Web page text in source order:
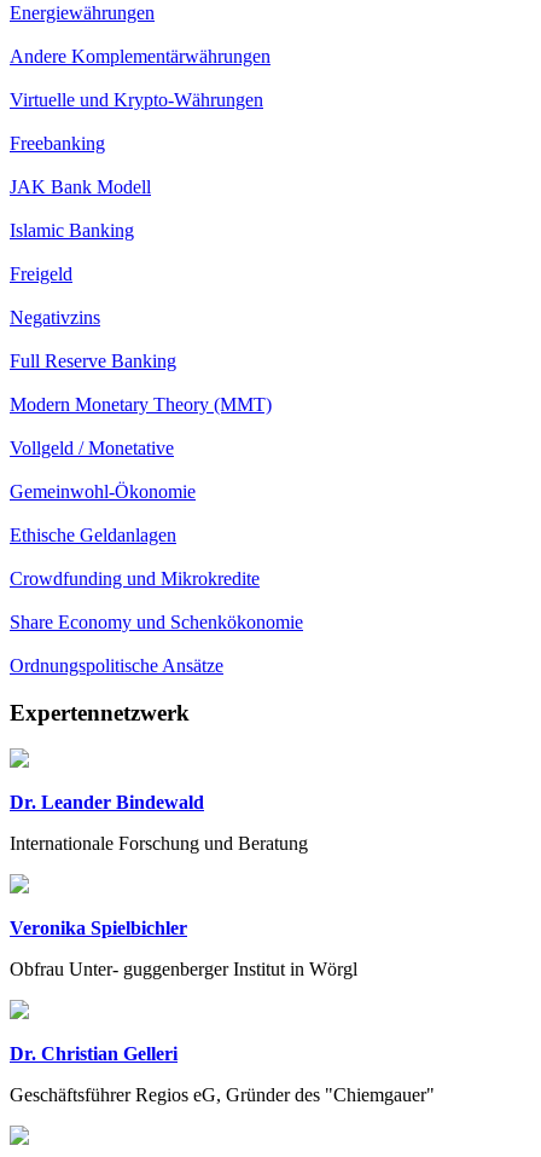
Energiewährungen
Andere Komplementärwährungen
Virtuelle und Krypto-Währungen
Freebanking
JAK Bank Modell
Islamic Banking
Freigeld
Negativzins
Full Reserve Banking
Modern Monetary Theory (MMT)
Vollgeld / Monetative
Gemeinwohl-Ökonomie
Ethische Geldanlagen
Crowdfunding und Mikrokredite
Share Economy und Schenkökonomie
Ordnungspolitische Ansätze
Expertennetzwerk
Dr. Leander Bindewald
Internationale Forschung und Beratung
Veronika Spielbichler
Obfrau Unter- guggenberger Institut in Wörgl
Dr. Christian Gelleri
Geschäftsführer Regios eG, Gründer des "Chiemgauer"